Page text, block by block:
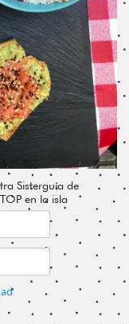
Sisterguía de
en la isla